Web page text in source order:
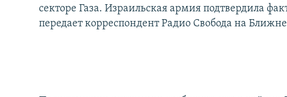
секторе Газа. Израильская армия подтвердила
передает корреспондент Радио Свобода на